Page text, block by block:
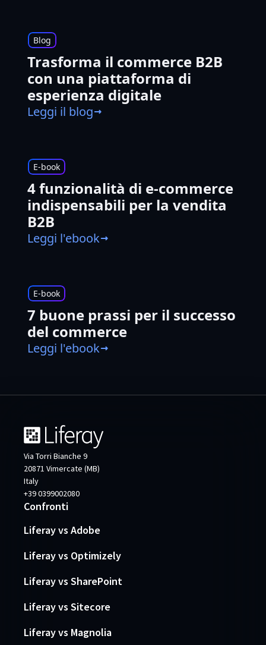
Blog
Trasforma il commerce B2B
con una piattaforma di
esperienza digitale
Leggi il blog
E-book
4 funzionalità di e-commerce
indispensabili per la vendita
B2B
Leggi l'ebook
E-book
7 buone prassi per il successo
del commerce
Leggi l'ebook
Via Torri Bianche 9
20871 Vimercate (MB)
Italy
+39 0399002080
Confronti
Liferay vs Adobe
Liferay vs Optimizely
Liferay vs SharePoint
Liferay vs Sitecore
Liferay vs Magnolia